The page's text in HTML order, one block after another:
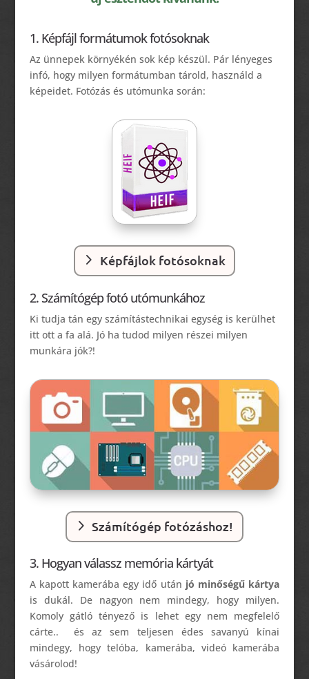
1. Képfájl formátumok fotósoknak
Az ünnepek környékén sok kép készül. Pár lényeges
infó, hogy milyen formátumban tárold, használd a
képeidet. Fotózás és utómunka során:
Képfájlok fotósoknak
2. Számítógép fotó utómunkához
Ki tudja tán egy számítástechnikai egység is kerülhet
itt ott a fa alá. Jó ha tudod milyen részei milyen
munkára jók?!
Számítógép fotózáshoz!
3. Hogyan válassz memória kártyát
A kapott kamerába egy idő után jó minőségű kártya
is dukál. De nagyon nem mindegy, hogy milyen.
Komoly gátló tényező is lehet egy nem megfelelő
cárte.. és az sem teljesen édes savanyú kínai
mindegy, hogy telóba, kamerába, videó kamerába
vásárolod!